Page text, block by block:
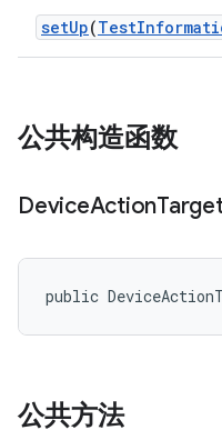
setUp(Test
公共构造函数
DeviceAction
public
公共方法